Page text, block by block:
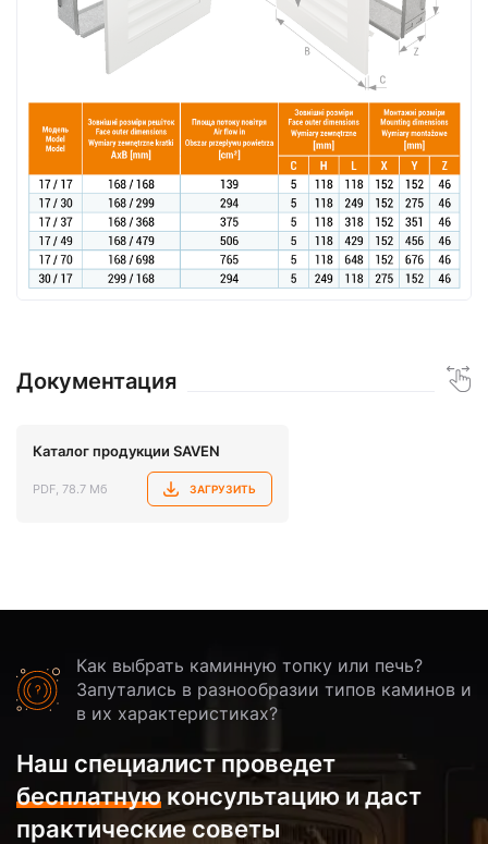
Документация
Каталог продукции SAVEN
PDF, 78.7 Мб ЗАГРУЗИТЬ
Как выбрать каминную топку или печь?
Запутались в разнообразии типов каминов и
в их характеристиках?
Наш специалист проведет
бесплатную консультацию и даст
практические советы